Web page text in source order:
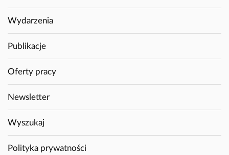
Wydarzenia
Publikacje
Oferty pracy
Newsletter
Wyszukaj
Polityka prywatności